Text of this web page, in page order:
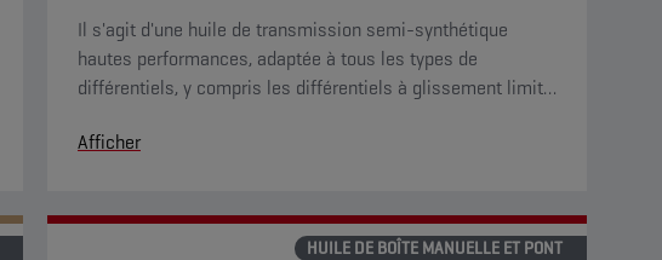
Il s'agit d'une huile de transmission semi-synthétique
hautes performances, adaptée à tous les types de
différentiels, y compris les différentiels à glissement limité.
qu'une grande fluidité à basse température.
Afficher
HUILE DE BOÎTE MANUELLE ET PONT